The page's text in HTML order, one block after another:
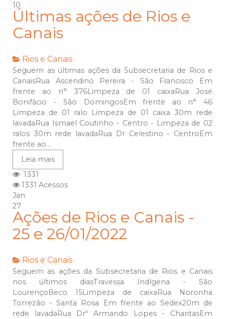
10
Últimas ações de Rios e
Canais
Rios e Canais
Seguem as últimas ações da Subsecretaria de Rios e
CanaisRua Ascendino Pereira - São Francisco Em
frente ao n° 376Limpeza de 01 caixaRua José
Bonifácio - São DomingosEm frente ao n° 46
Limpeza de 01 ralo Limpeza de 01 caixa 30m rede
lavadaRua Ismael Coutinho - Centro - Limpeza de 02
ralos 30m rede lavadaRua Dr Celestino - CentroEm
frente ao...
Leia mais
1331
1331 Acessos
Jan
27
Ações de Rios e Canais -
25 e 26/01/2022
Rios e Canais
Seguem as ações da Subsecretaria de Rios e Canais
nos últimos diasTravessa Indígena - São
LourençoBeco 15Limpeza de caixaRua Noronha
Torrezão - Santa Rosa Em frente ao Sedex20m de
rede lavadaRua Drº Armando Lopes - CharitasEm